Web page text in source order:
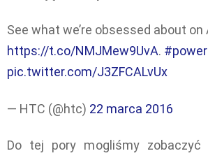
See what we’re obsessed about on
https://t.co/NMJMew9UvA.
pic.twitter.com/J3ZFCALvUx
— HTC (@htc) 22 marca 2016
Do tej pory mogliśmy zobaczyć